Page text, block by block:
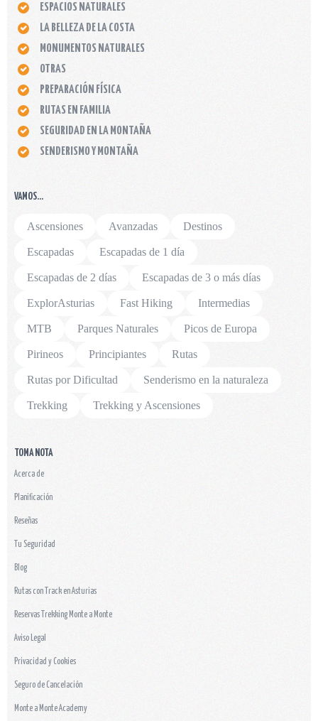
ESPACIOS NATURALES
LA BELLEZA DE LA COSTA
MONUMENTOS NATURALES
OTRAS
PREPARACIÓN FÍSICA
RUTAS EN FAMILIA
SEGURIDAD EN LA MONTAÑA
SENDERISMO Y MONTAÑA
VAMOS…
Ascensiones Avanzadas Destinos
Escapadas Escapadas de 1 día
Escapadas de 2 días Escapadas de 3 o más días
ExplorAsturias Fast Hiking Intermedias
MTB Parques Naturales Picos de Europa
Pirineos Principiantes Rutas
Rutas por Dificultad Senderismo en la naturaleza
Trekking Trekking y Ascensiones
TOMA NOTA
Acerca de
Planificación
Reseñas
Tu Seguridad
Blog
Rutas con Track en Asturias
Reservas Trekking Monte a Monte
Aviso Legal
Privacidad y Cookies
Seguro de Cancelación
Monte a Monte Academy